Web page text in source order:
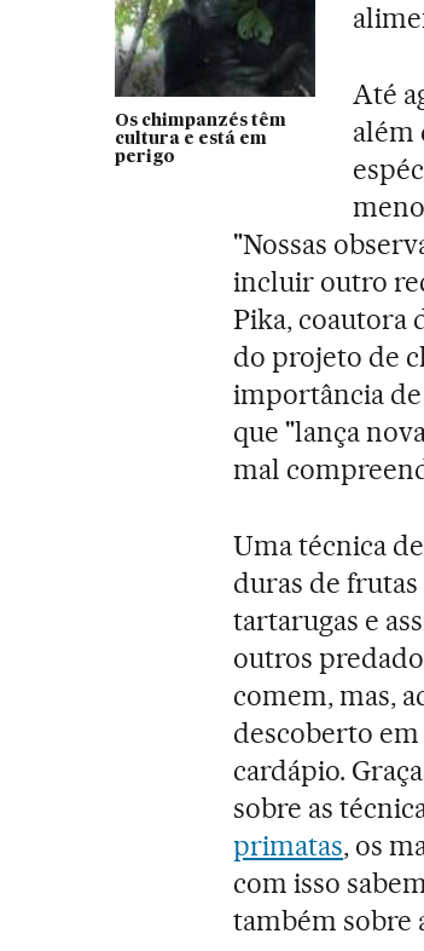
Os chimpanzés têm
cultura e está em
perigo
Até
além
"Nossas
incluir outro
Pika, coautora
do projeto de
importância
que "lança
mal
Uma técnica
duras de frutas
tartarugas e
outros
comem, mas,
descoberto
cardápio.
sobre as
primatas, os
com isso
também sobre